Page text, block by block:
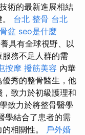
術的最新進展相結
台北 整骨 台北
盆 seo是什麼
具有全球視野、以
務不足人群的需
按摩 撥筋美容 內華
秀的整骨醫生，他
致力於初級護理和
致力於將整骨醫學
學結合了患者的需
相關性。 戶外婚